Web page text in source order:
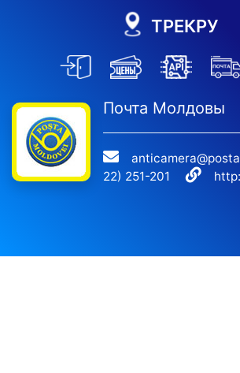
ТРЕКРУ
Почта Молдовы
22) 251-201